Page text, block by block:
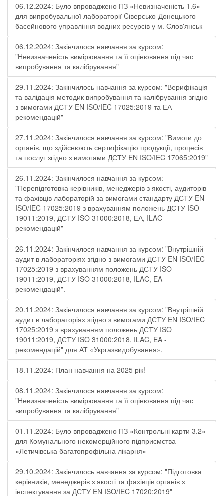
06.12.2024: Було впроваджено ПЗ «Невизначеність 1.6»
для випробувальної лабораторії Cіверсько-Донецького
басейнового управління водних ресурсів у м. Слов'янськ
06.12.2024: Закінчилося навчання за курсом:
"Невизначеність вимірювання та її оцінювання під час
випробування та калібрування"
29.11.2024: Закінчилось навчання за курсом: "Верифікація
та валідація методик випробування та калібрування згідно
з вимогами ДСТУ EN ISO/IEC 17025:2019 та ЕА-
рекомендацій"
27.11.2024: Закінчилося навчання за курсом: "Вимоги до
органів, що здійснюють сертифікацію продукції, процесів
та послуг згідно з вимогами ДСТУ EN ISO/IEC 17065:2019"
26.11.2024: Закінчилося навчання за курсом:
"Перепідготовка керівників, менеджерів з якості, аудиторів
та фахівців лабораторій за вимогами стандарту ДСТУ EN
ISO/IEC 17025:2019 з врахуванням положень ДСТУ ISO
19011:2019, ДСТУ ISO 31000:2018, ЕА, ILAC-
рекомендацій"
26.11.2024: Закінчилося навчання за курсом: "Внутрішній
аудит в лабораторіях згідно з вимогами ДСТУ EN ISO/IEC
17025:2019 з врахуванням положень ДСТУ ISO
19011:2019, ДСТУ ISO 31000:2018, ILAC, EA -
рекомендацій".
20.11.2024: Закінчилося навчання за курсом: "Внутрішній
аудит в лабораторіях згідно з вимогами ДСТУ EN ISO/IEC
17025:2019 з врахуванням положень ДСТУ ISO
19011:2019, ДСТУ ISO 31000:2018, ILAC, EA -
рекомендацій" для АТ «Укргазвидобування».
18.11.2024: План навчання на 2025 рік!
08.11.2024: Закінчилося навчання за курсом:
"Невизначеність вимірювання та її оцінювання під час
випробування та калібрування"
01.11.2024: Було впроваджено ПЗ «Контрольні карти 3.2»
для Комунального некомерційного підприємства
«Летичівська багатопрофільна лікарня»
29.10.2024: Закінчилось навчання за курсом: "Підготовка
керівників, менеджерів з якості та фахівців органів з
інспектування за ДСТУ EN ISO/IEC 17020:2019"